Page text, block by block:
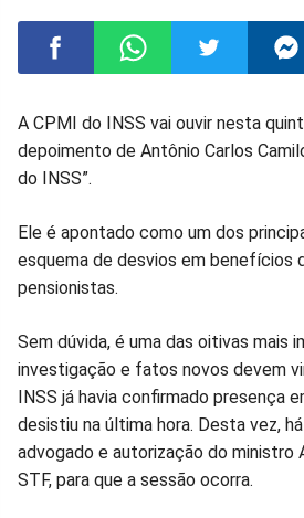
Compartilhar
no
Facebook
Compartilhar
WhatsappTwitter
A CPMI do INSS vai ouvir nesta
depoimento de Antônio Carlos
do INSS”.
Ele é apontado como um dos
esquema de desvios em benefícios
pensionistas.
Sem dúvida, é uma das oitivas mais
investigação e fatos novos devem
INSS já havia confirmado presença
desistiu na última hora. Desta vez,
advogado e autorização do ministro
STF, para que a sessão ocorra.